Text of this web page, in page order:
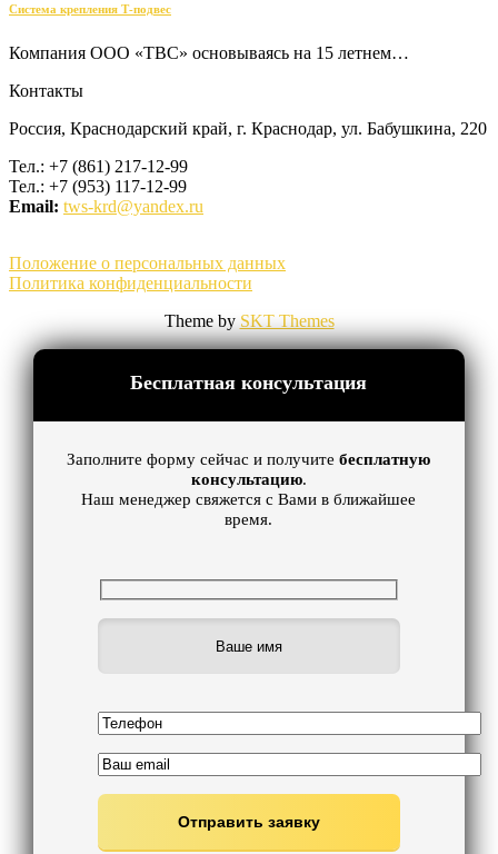
Cистема крепления Т-подвес
Компания ООО «ТВС» основываясь на 15 летнем…
Контакты
Россия, Краснодарский край, г. Краснодар, ул. Бабушкина, 220
Тел.: +7 (861) 217-12-99
Тел.: +7 (953) 117-12-99
Email: tws-krd@yandex.ru
Положение о персональных данных
Политика конфиденциальности
Theme by SKT Themes
Бесплатная консультация
Заполните форму сейчас и получите бесплатную
консультацию.
Наш менеджер свяжется с Вами в ближайшее
время.